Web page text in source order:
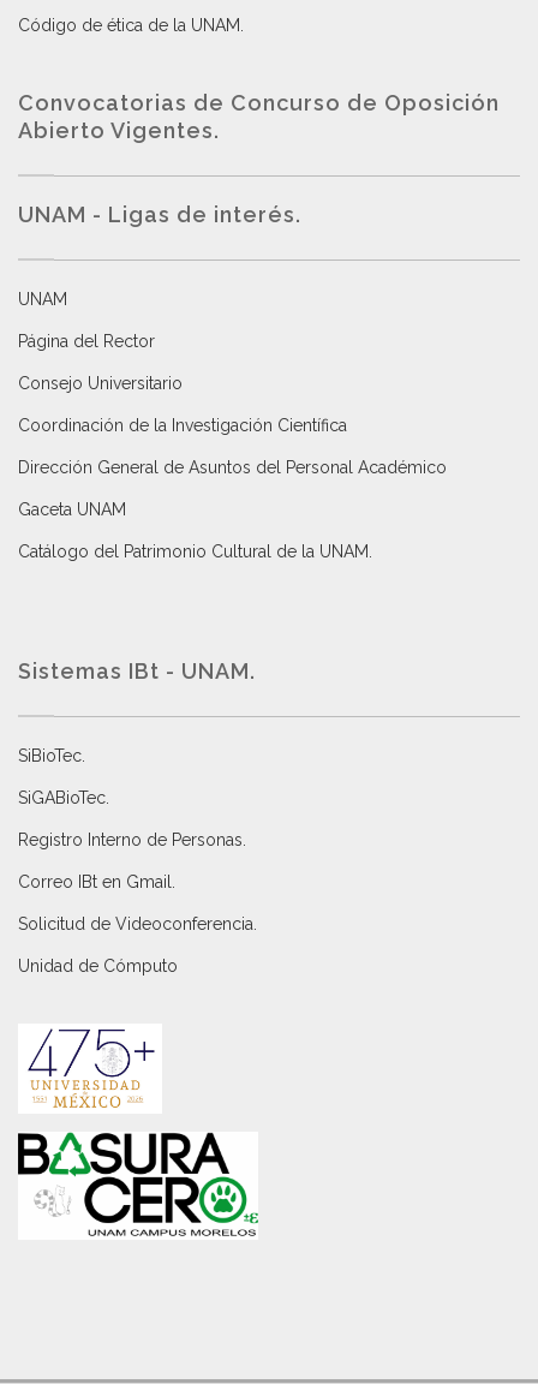
Código de ética de la UNAM
Convocatorias de Concurso de Oposición
Abierto Vigentes.
UNAM - Ligas de interés.
UNAM
Página del Rector
Consejo Universitario
Coordinación de la Investigación Científica
Dirección General de Asuntos del Personal Académico
Gaceta UNAM
Catálogo del Patrimonio Cultural de la UNAM.
Sistemas IBt - UNAM.
SiBioTec
SiGABioTec.
Registro Interno de Personas
Correo IBt en Gmail
Solicitud de Videoconferencia.
Unidad de Cómputo